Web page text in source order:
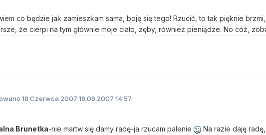
co będzie jak zamieszkam sama, boję się tego! Rzucić, to tak pięknie
że cierpi na tym głównie moje ciało, zęby, również pieniądze. No cóż,
18 Czerwca 2007 18.06.2007 14:57
Brunetka-nie martw się damy radę-ja rzucam palenie
Na razie daję